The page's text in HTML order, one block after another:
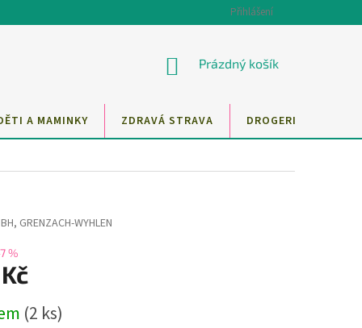
Přihlášení
NÁKUPNÍ
Prázdný košík
A MAMINKY ZDRAVÁ STRAVA DROGERIE
GRENZACH-WYHLEN
%
(2 ks)